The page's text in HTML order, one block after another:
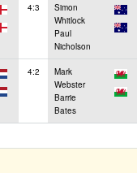
4:3
Simon
Whitlock
Paul
Nicholson
4:2
Mark
Webster
Barrie
Bates